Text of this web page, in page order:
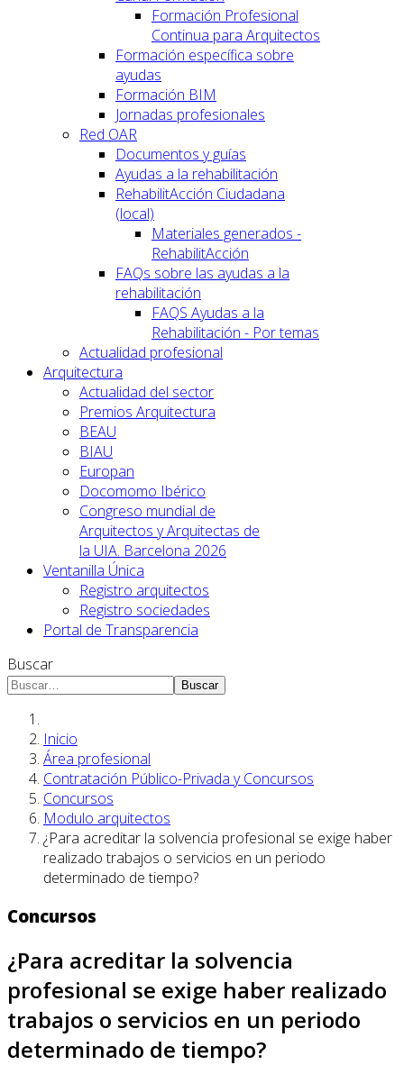
Formación Profesional
Continua para Arquitectos
Formación específica sobre
ayudas
Formación BIM
Jornadas profesionales
Red OAR
Documentos y guías
Ayudas a la rehabilitación
RehabilitAcción Ciudadana
(local)
Materiales generados -
RehabilitAcción
FAQs sobre las ayudas a la
rehabilitación
FAQS Ayudas a la
Rehabilitación - Por temas
Actualidad profesional
Arquitectura
Actualidad del sector
Premios Arquitectura
BEAU
BIAU
Europan
Docomomo Ibérico
Congreso mundial de
Arquitectos y Arquitectas de
la UIA. Barcelona 2026
Ventanilla Única
Registro arquitectos
Registro sociedades
Portal de Transparencia
Buscar
Buscar
Inicio
Área profesional
Contratación Público-Privada y Concursos
Concursos
Modulo arquitectos
¿Para acreditar la solvencia profesional se exige haber
realizado trabajos o servicios en un periodo
determinado de tiempo?
Concursos
¿Para acreditar la solvencia
profesional se exige haber realizado
trabajos o servicios en un periodo
determinado de tiempo?